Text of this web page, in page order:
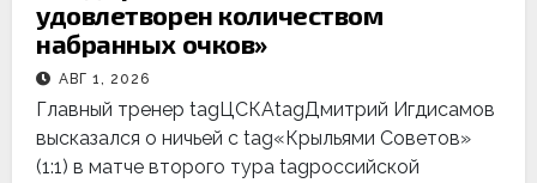
удовлетворен количеством
набранных очков»
АВГ 1, 2026
Главный тренер tagЦСКАtagДмитрий Игдисамов
высказался о ничьей с tag«Крыльями Советов»
(1:1) в матче второго тура tagроссийской